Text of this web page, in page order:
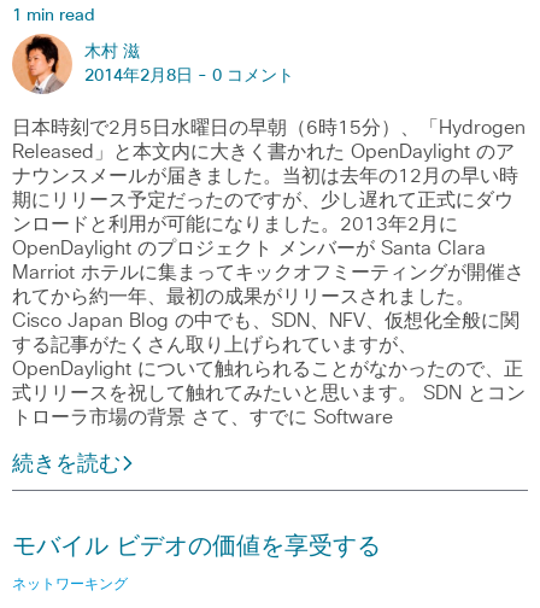
1 min read
木村 滋
2014年2月8日 - 0 コメント
日本時刻で2月5日水曜日の早朝（6時15分）、「Hydrogen
Released」と本文内に大きく書かれた OpenDaylight のア
ナウンスメールが届きました。当初は去年の12月の早い時
期にリリース予定だったのですが、少し遅れて正式にダウ
ンロードと利用が可能になりました。2013年2月に
OpenDaylight のプロジェクト メンバーが Santa Clara
Marriot ホテルに集まってキックオフミーティングが開催さ
れてから約一年、最初の成果がリリースされました。
Cisco Japan Blog の中でも、SDN、NFV、仮想化全般に関
する記事がたくさん取り上げられていますが、
OpenDaylight について触れられることがなかったので、正
式リリースを祝して触れてみたいと思います。 SDN とコン
トローラ市場の背景 さて、すでに Software
続きを読む
モバイル ビデオの価値を享受する
ネットワーキング